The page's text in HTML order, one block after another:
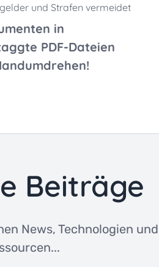
und Strafen vermeidet
in
PDF-Dateien
Beiträge
News, Technologien und